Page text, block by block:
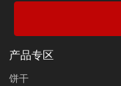
产品专区
饼干